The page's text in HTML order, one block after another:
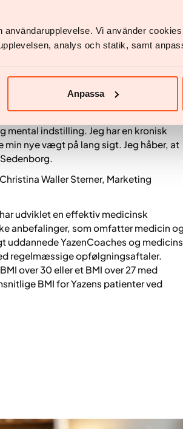
Vi använder
analys och statik, samt
Anpassa
at tage på igen. Det var på dette
med medicinen semaglutid.
følelse," siger Linda.
med Saxenda indtil videre tabt 30
På den måde får jeg støtte til
mental indstilling. Jeg har en kronisk
min nye vægt på lang sigt. Jeg håber, at
Waller Sterner, Marketing
udviklet en effektiv medicinsk
anbefalinger, som omfatter medicin og
YazenCoaches og
regelmæssige opfølgningsaftaler.
over 30 eller et BMI over 27 med
BMI for Yazens patienter ved